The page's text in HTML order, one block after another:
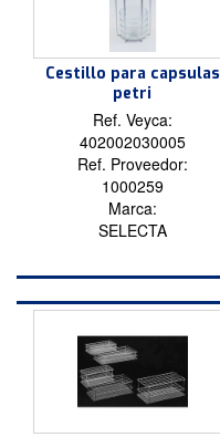
Cestillo para capsulas
petri
Ref. Veyca:
402002030005
Ref. Proveedor:
1000259
Marca:
SELECTA